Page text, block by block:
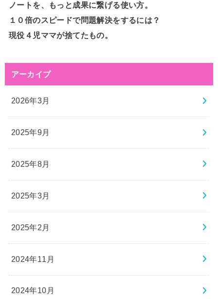
ノートを、もっと成果に繋げる使い方。
１０倍のスピードで問題解決をするには？
現役４児ママが捨てたもの。
アーカイブ
2026年3月
2025年9月
2025年8月
2025年3月
2025年2月
2024年11月
2024年10月